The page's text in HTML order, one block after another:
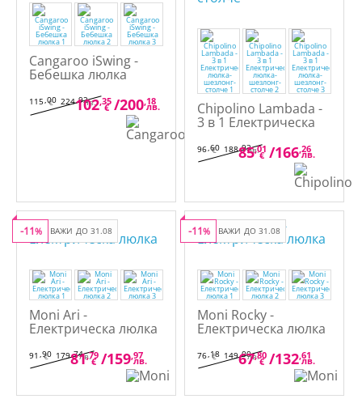
Cangaroo iSwing -
Бебешка люлка
115,00
€ 224,92лв.
102,35
€ /200,18
лв. Chipolino Lambada -
3 в 1 Електрическа
люлка-шезлонг-
столче
96,60
€ 188,93лв.
85,01
€ /166,26
лв.
ВАЖИ ДО 31.08
-11%
Moni Ari -
Електрическа люлка
91 ,90
€ 179,74лв.
81,79
€ /159,97
лв.
ВАЖИ ДО 31.08
-11%
Moni Rocky -
Електрическа люлка
76,18
€ 149,00лв.
67,80
€ /132,61
лв.